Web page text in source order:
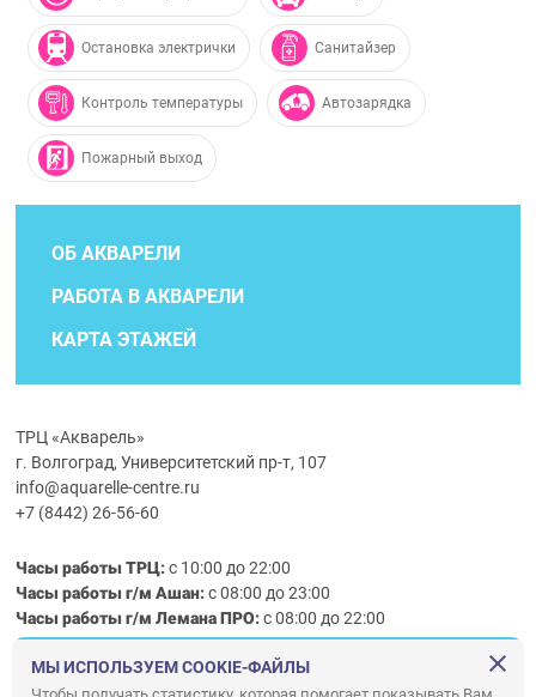
Остановка электрички Санитайзер
Контроль температуры Автозарядка
Пожарный выход
ОБ АКВАРЕЛИ
РАБОТА В АКВАРЕЛИ
КАРТА ЭТАЖЕЙ
ТРЦ «Акварель»
г. Волгоград, Университетский пр-т, 107
info@aquarelle-centre.ru
+7 (8442) 26-56-60
Часы работы ТРЦ:с 10:00 до 22:00
Часы работы г/м Ашан:с 08:00 до 23:00
Часы работыг/мЛемана ПРО:с 08:00 до 22:00
Правила посещения ТРЦ «Акварель»
МЫ ИСПОЛЬЗУЕМ COOKIE-ФАЙЛЫ